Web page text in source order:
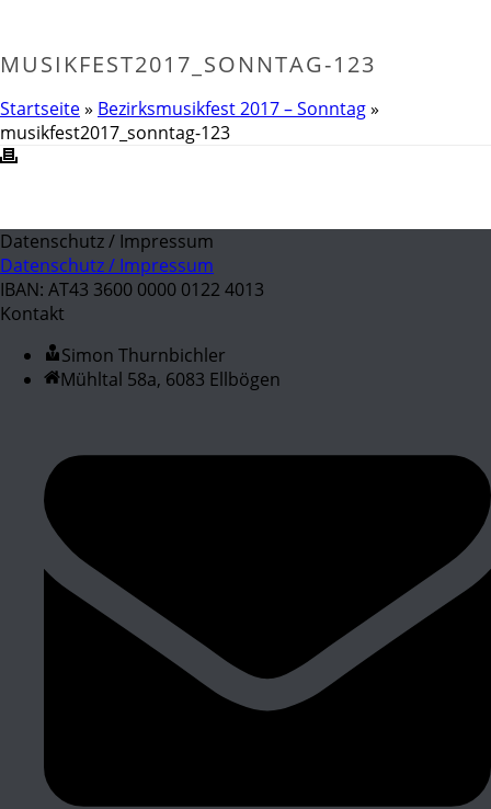
MUSIKFEST2017_SONNTAG-123
Startseite» Bezirksmusikfest 2017 – Sonntag»
musikfest2017_sonntag-123
Datenschutz / Impressum
Datenschutz / Impressum
IBAN: AT43 3600 0000 0122 4013
Kontakt
Simon Thurnbichler
Mühltal 58a, 6083 Ellbögen